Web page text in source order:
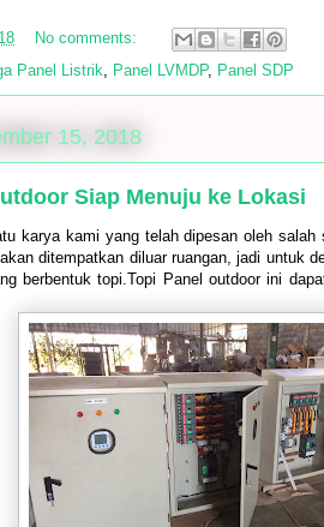
No comments:
Panel Listrik Panel LVMDP, Panel SDP
15, 2018
Siap Menuju ke Lokasi
karya kami yang telah dipesan oleh salah
ditempatkan diluar ruangan, jadi untuk
berbentuk topi.Topi Panel outdoor ini